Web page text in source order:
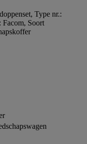
Type nr.:
Soort